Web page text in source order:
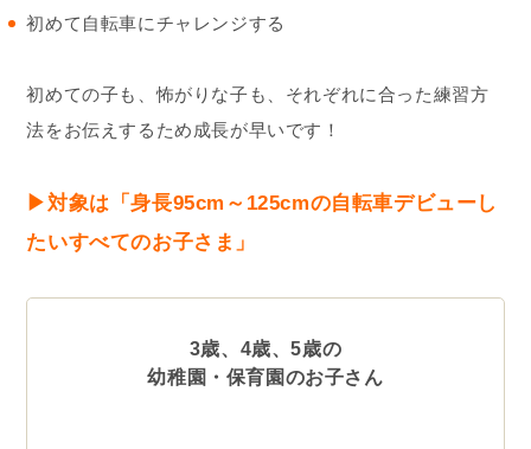
初めて自転車にチャレンジする
初めての子も、怖がりな子も、それぞれに合った練習方
法をお伝えするため成長が早いです！
▶︎対象は「身長95cm～125cmの自転車デビューし
たいすべてのお子さま」
3歳、4歳、5歳の
幼稚園・保育園のお子さん